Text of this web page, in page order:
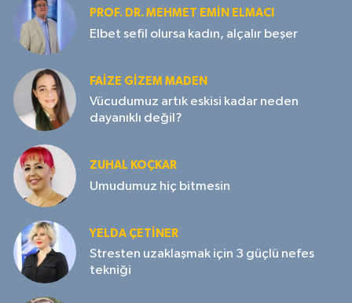
PROF. DR. MEHMET EMIN ELMACI
Elbet sefil olursa kadın, alçalır beşer
FAIZE GIZEM MADEN
Vücudumuz artık eskisi kadar neden
dayanıklı değil?
ZUHAL KOÇKAR
Umudumuz hiç bitmesin
YELDA ÇETİNER
Stresten uzaklaşmak için 3 güçlü nefes
tekniği